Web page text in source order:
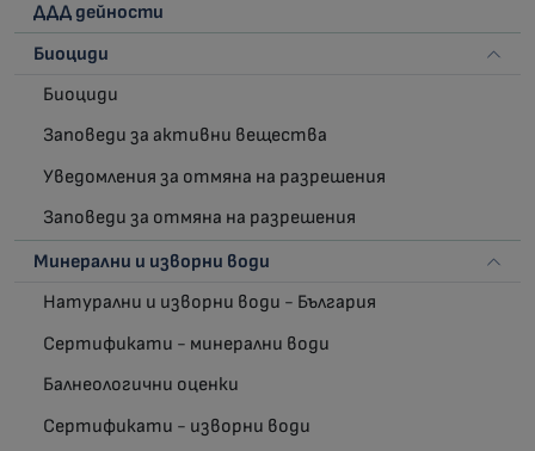
ДДД дейности
Биоциди
Биоциди
Заповеди за активни вещества
Уведомления за отмяна на разрешения
Заповеди за отмяна на разрешения
Минерални и изворни води
Натурални и изворни води - България
Сертификати - минерални води
Балнеологични оценки
Сертификати - изворни води